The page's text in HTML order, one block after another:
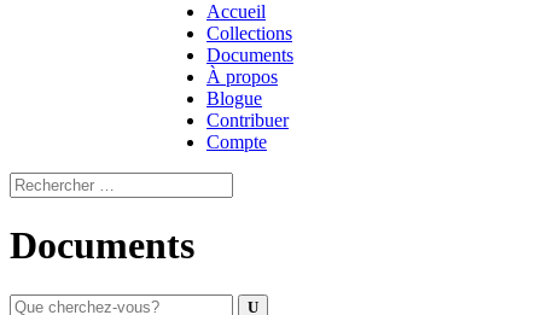
Accueil
Collections
Documents
À propos
Blogue
Contribuer
Compte
Documents